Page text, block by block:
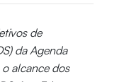
de
da Agenda
alcance dos